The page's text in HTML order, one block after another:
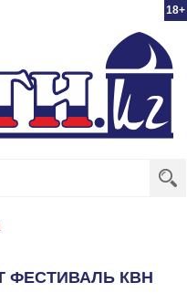
18+
ФЕСТИВАЛЬ КВН